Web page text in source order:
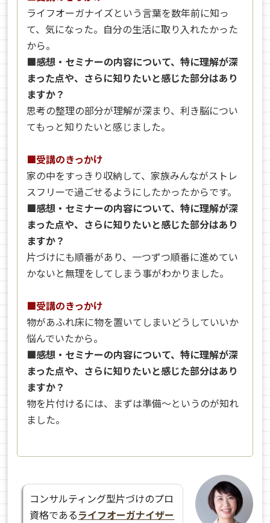
ライフオーガナイズという言葉を数年前に知っ
て、気になった。自分の生活に取り入れたかった
から。
■感想・セミナーの内容について、特に理解が深
まった点や、さらに知りたいと感じた部分はあり
ますか？
思考の整理の部分が理解が深まり、利き脳につい
てもっと知りたいと感じました。
■受講のきっかけ
家の中をすっきり収納して、家族みんながストレ
スフリーで過ごせるようにしたかったからです。
■感想・セミナーの内容について、特に理解が深
まった点や、さらに知りたいと感じた部分はあり
ますか？
片づけにも順番があり、一つずつ順番に進めてい
かないと無理をしてしまう事がわかりました。
■受講のきっかけ
物があふれ床に物を置いてしまいどうしていいか
悩んでいたから。
■感想・セミナーの内容について、特に理解が深
まった点や、さらに知りたいと感じた部分はあり
ますか？
物を片付けるには、まずは準備～というのが知れ
ました。
コンサルティング型片づけのプロ
資格であるライフオーガナイザー